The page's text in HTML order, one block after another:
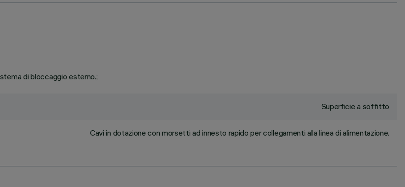
di bloccaggio esterno.;
Superficie a soffitto
Cavi in dotazione con morsetti ad innesto rapido per collegamenti alla linea di alimentazione.